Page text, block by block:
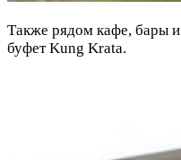
Также рядом кафе, бары
буфет Kung Krata.